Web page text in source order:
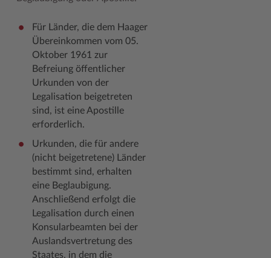
#MeinStormarn
Karrieretag
Für Länder, die dem Haager
Übereinkommen vom 05.
Oktober 1961 zur
Befreiung öffentlicher
Urkunden von der
Legalisation beigetreten
sind, ist eine Apostille
erforderlich.
Urkunden, die für andere
(nicht beigetretene) Länder
bestimmt sind, erhalten
eine Beglaubigung.
Anschließend erfolgt die
Legalisation durch einen
Konsularbeamten bei der
Auslandsvertretung des
Staates, in dem die